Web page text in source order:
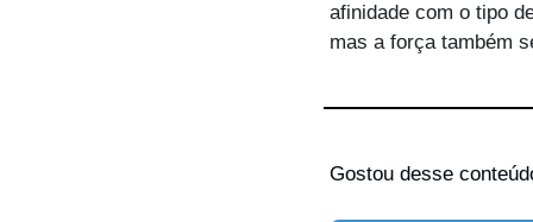
afinidade com o tipo
mas a força também
Gostou desse